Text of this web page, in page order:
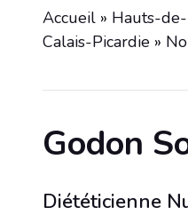
Accueil » Hauts-
Calais-Picardie »
Godon
Diététicienne